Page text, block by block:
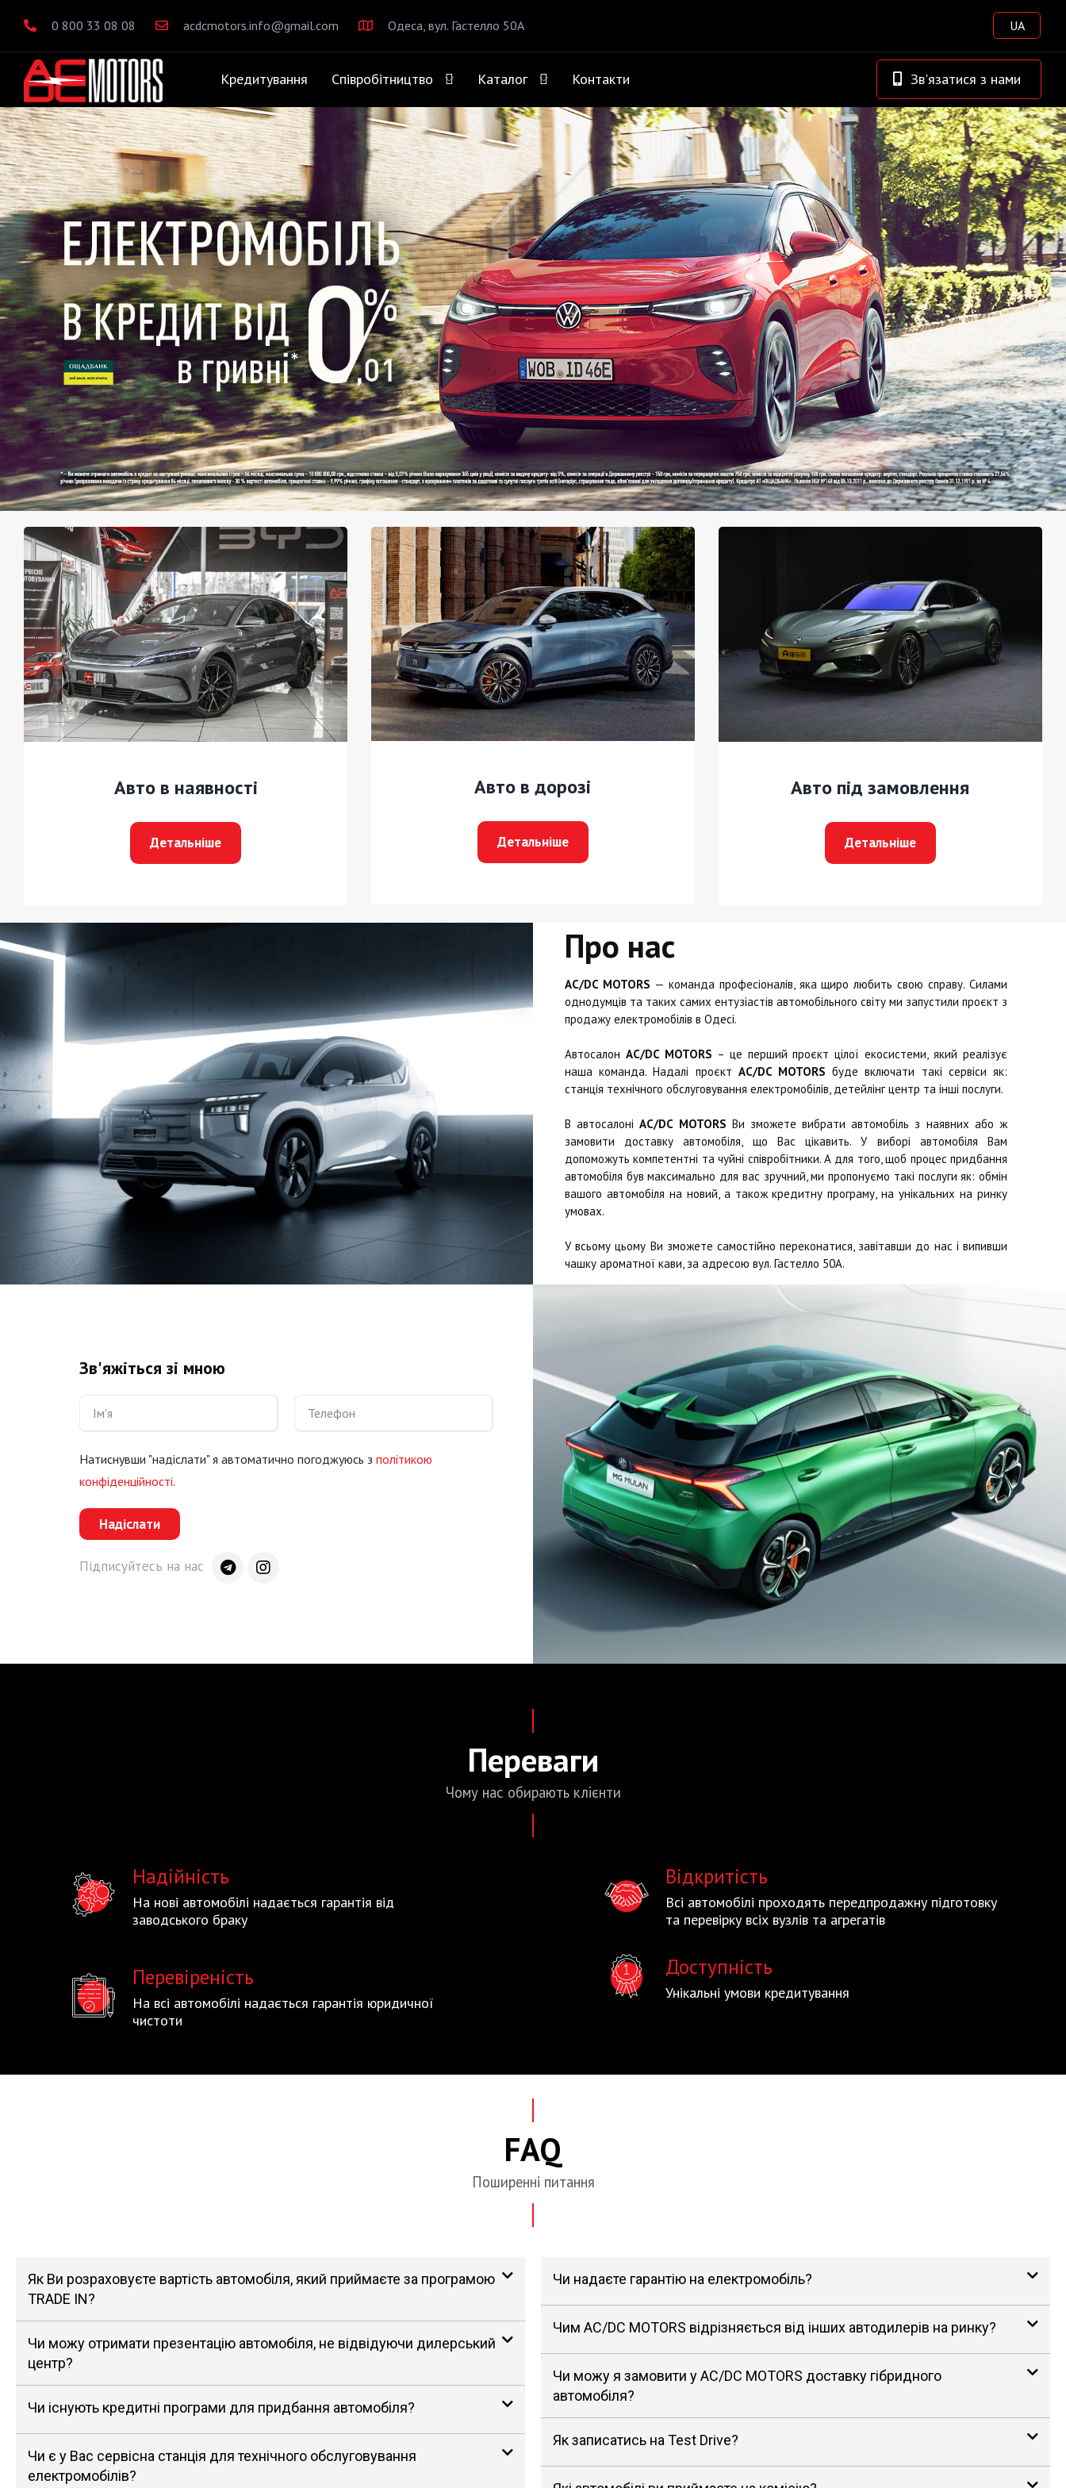
0 800 33 08 08 acdcmotors.info@gmail.com Одеса, вул. Гастелло 50А UA
Кредитування Співробітництво Каталог Контакти Зв'язатися з нами
Авто в наявності
Детальніше
Авто в дорозі
Детальніше
Авто під замовлення
Детальніше
Про нас
AC/DC MOTORS — команда професіоналів, яка щиро любить свою справу. Силами
однодумців та таких самих ентузіастів автомобільного світу ми запустили проєкт з
продажу електромобілів в Одесі.
Автосалон AC/DC MOTORS – це перший проєкт цілої екосистеми, який реалізує
наша команда. Надалі проєкт AC/DC MOTORS буде включати такі сервіси як:
станція технічного обслуговування електромобілів, детейлінг центр та інші послуги.
В автосалоніAC/DC MOTORS Ви зможете вибрати автомобіль з наявних або ж
замовити доставку автомобіля, що Вас цікавить. У виборі автомобіля Вам
допоможуть компетентні та чуйні співробітники. А для того, щоб процес придбання
автомобіля був максимально для вас зручний, ми пропонуємо такі послуги як: обмін
вашого автомобіля на новий, а також кредитну програму, на унікальних на ринку
умовах.
У всьому цьому Ви зможете самостійно переконатися, завітавши до нас і випивши
чашку ароматної кави, за адресою вул. Гастелло 50А.
Зв'яжіться зі мною
Натиснувши "надіслати" я автоматично погоджуюсь з політикою
конфіденційності.
Надіслати
Підписуйтесь на нас
Переваги
Чому нас обираютьклієнти
Надійність
На нові автомобілі надається гарантія від
заводського браку
Перевіреність
На всі автомобілі надається гарантія юридичної
чистоти
Відкритість
Всі автомобілі проходять передпродажну підготовку
та перевірку всіх вузлів та агрегатів
Доступність
Унікальні умови кредитування
FAQ
Поширенні питання
Як Ви розраховуєте вартість автомобіля, який приймаєте за програмою
TRADE IN?
Чи можу отримати презентацію автомобіля, не відвідуючи дилерський
центр?
Чи існують кредитні програми для придбання автомобіля?
Чи є у Вас сервісна станція для технічного обслуговування
електромобілів?
Чи надаєте гарантію на електромобіль?
Чим AC/DC MOTORS відрізняється від інших автодилерів на ринку?
Чи можу я замовити у AC/DC MOTORS доставку гібридного
автомобіля?
Як записатись на Test Drive?